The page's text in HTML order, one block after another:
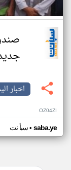
جديدة
اخبار
OZ04ZI
سبأ نت• saba.ye